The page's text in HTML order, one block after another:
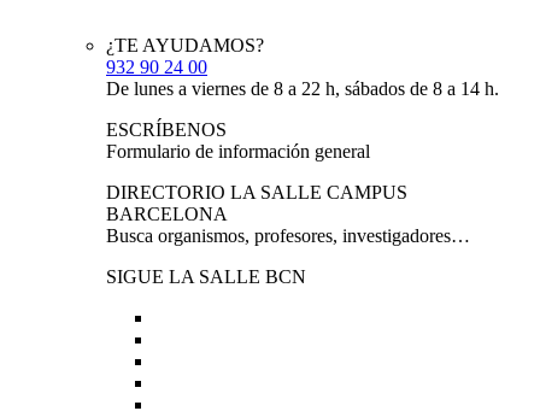
¿TE AYUDAMOS?
932 90 24 00
De lunes a viernes de 8 a 22 h, sábados de 8 a 14 h.
ESCRÍBENOS
Formulario de información general
DIRECTORIO LA SALLE CAMPUS
BARCELONA
Busca organismos, profesores, investigadores…
SIGUE LA SALLE BCN